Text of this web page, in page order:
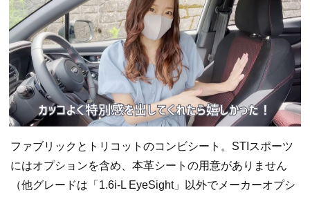
ファブリックとトリコットのコンビシート。STIスポーツ
にはオプションを含め、本革シートの用意がありません
（他グレードは「1.6i-L EyeSight」以外でメーカーオプシ